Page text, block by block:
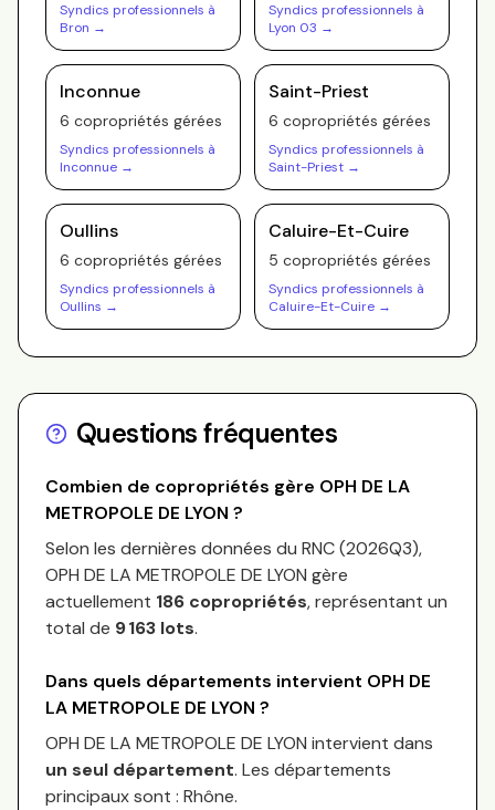
Syndics professionnels à
Bron →
Syndics professionnels à
Lyon 03 →
Inconnue
6 copropriétés gérées
Syndics professionnels à
Inconnue →
Saint-Priest
6 copropriétés gérées
Syndics professionnels à
Saint-Priest →
Oullins
6 copropriétés gérées
Syndics professionnels à
Oullins →
Caluire-Et-Cuire
5 copropriétés gérées
Syndics professionnels à
Caluire-Et-Cuire →
Questions fréquentes
Combien de copropriétés gère OPH DE LA
METROPOLE DE LYON ?
Selon les dernières données du RNC (2026Q3),
OPH DE LA METROPOLE DE LYON gère
actuellement 186 copropriétés, représentant un
total de 9 163 lots.
Dans quels départements intervient OPH DE
LA METROPOLE DE LYON ?
OPH DE LA METROPOLE DE LYON intervient dans
un seul département. Les départements
principaux sont : Rhône.